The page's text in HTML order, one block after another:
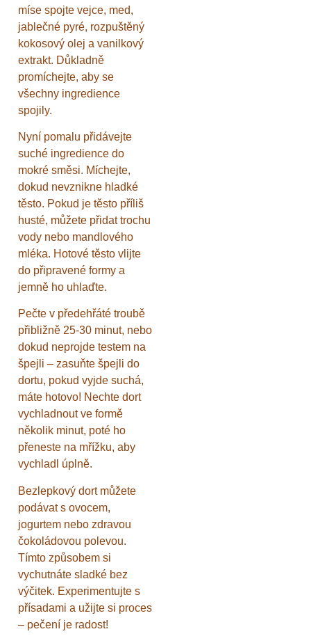
míse spojte vejce, med,
jablečné pyré, rozpuštěný
kokosový olej a vanilkový
extrakt. Důkladně
promíchejte, aby se
všechny ingredience
spojily.
Nyní pomalu přidávejte
suché ingredience do
mokré směsi. Míchejte,
dokud nevznikne hladké
těsto. Pokud je těsto příliš
husté, můžete přidat trochu
vody nebo mandlového
mléka. Hotové těsto vlijte
do připravené formy a
jemně ho uhlaďte.
Pečte v předehřáté troubě
přibližně 25-30 minut, nebo
dokud neprojde testem na
špejli – zasuňte špejli do
dortu, pokud vyjde suchá,
máte hotovo! Nechte dort
vychladnout ve formě
několik minut, poté ho
přeneste na mřížku, aby
vychladl úplně.
Bezlepkový dort můžete
podávat s ovocem,
jogurtem nebo zdravou
čokoládovou polevou.
Tímto způsobem si
vychutnáte sladké bez
výčitek. Experimentujte s
přísadami a užijte si proces
– pečení je radost!